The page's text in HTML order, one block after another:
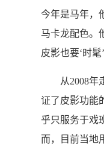
今年是马年，
马卡龙配色。
皮影也要‘时髦
从2008年走
证了皮影功能
乎只服务于戏
而，目前当地